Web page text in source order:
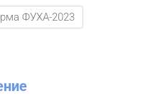
ФУХА-2023